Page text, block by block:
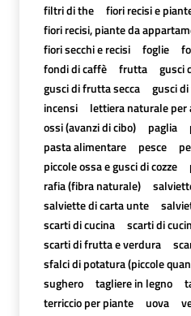
filtri di the
fiori recisi e
fiori recisi, piante da
fiori secchi e recisi
foglie
fondi di caffè
frutta gusci
gusci di frutta secca
gusci
incensi
lettiera naturale per
ossi (avanzi di cibo)
paglia
pasta alimentare
pesce
piccole ossa e gusci di cozze
rafia (fibra naturale)
salviette di carta unte
scarti di cucina
scarti di
scarti di frutta e verdura
sfalci di potatura (piccole
sughero
tagliere in legno
terriccio per piante
uova